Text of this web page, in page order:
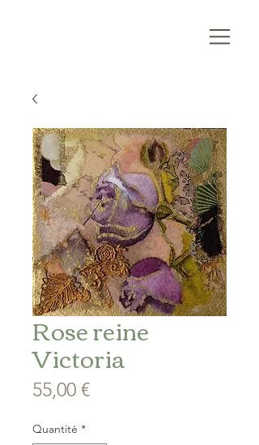
Rose reine
Victoria
55,00 €Prix
Quantité *